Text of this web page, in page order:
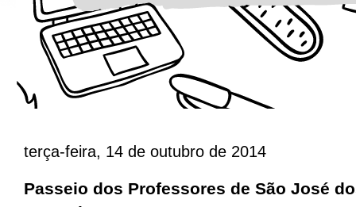
terça-feira, 14 de outubro de 2014
Passeio dos Professores de São José